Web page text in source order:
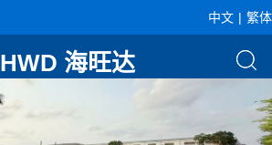
中文 | 繁体
HWD 海旺达